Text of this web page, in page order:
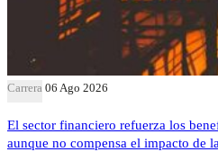
Carrera 06 Ago 2026
El sector financiero refuerza los
aunque no compensa el impacto de